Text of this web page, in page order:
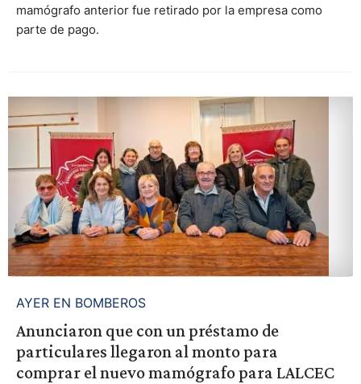
mamógrafo anterior fue retirado por la empresa como
parte de pago.
AYER EN BOMBEROS
Anunciaron que con un préstamo de
particulares llegaron al monto para
comprar el nuevo mamógrafo para LALCEC